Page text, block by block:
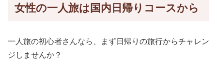
女性の一人旅は国内日帰りコースから
一人旅の初心者さんなら、まず日帰りの旅行からチャレン
ジしませんか？